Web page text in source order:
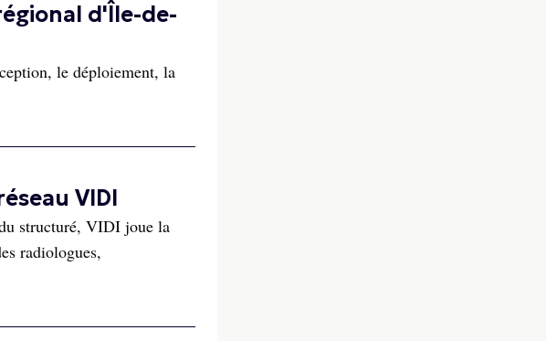
d'Île-de-
le déploiement, la
VIDI
structuré, VIDI joue la
radiologues,